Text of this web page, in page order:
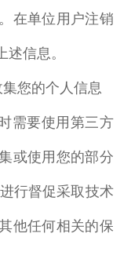
在单位用户注销
信息。
您的个人信息
需要使用第三方
或使用您的部分
行督促采取技术
他任何相关的保